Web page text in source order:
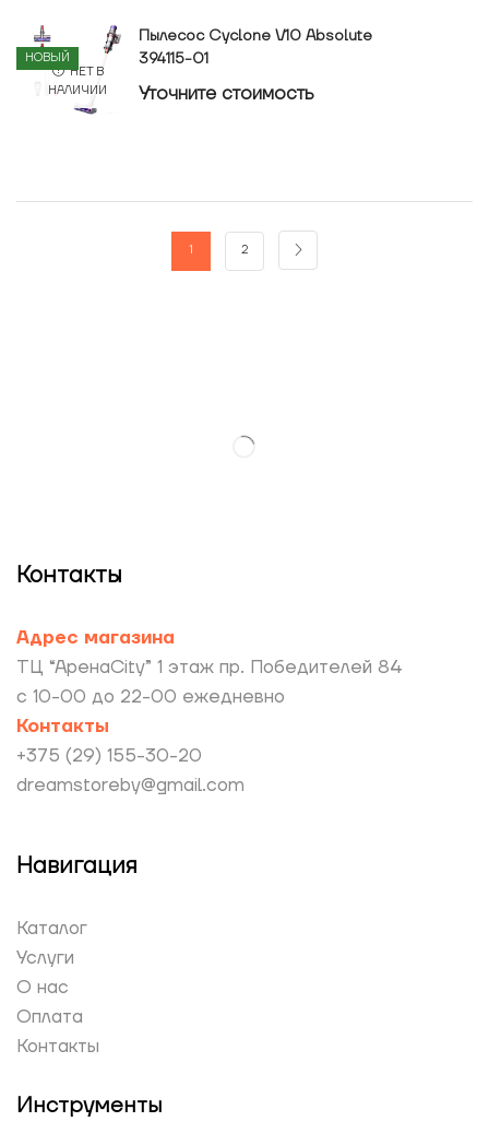
НОВЫЙ
НЕТ В
НАЛИЧИИ
Пылесос Cyclone V10 Absolute
394115-01
Уточнитe стоимость
1 2
Контакты
Адрес магазина
ТЦ “АренаCity” 1 этаж пр. Победителей 84
с 10-00 до 22-00 ежедневно
Контакты
+375 (29) 155-30-20
dreamstoreby@gmail.com
Навигация
Каталог
Услуги
О нас
Оплата
Контакты
Инструменты